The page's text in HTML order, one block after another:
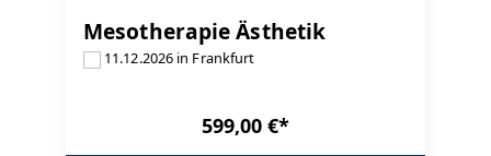
Mesotherapie Ästhetik
11.12.2026 in Frankfurt
599,00 €*